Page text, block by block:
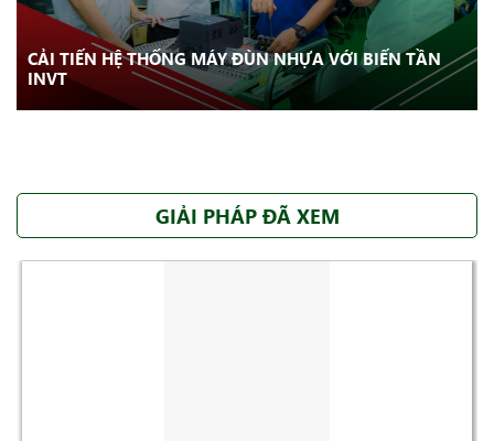
CẢI TIẾN HỆ THỐNG MÁY ĐÙN NHỰA VỚI BIẾN TẦN
INVT
GIẢI PHÁP ĐÃ XEM